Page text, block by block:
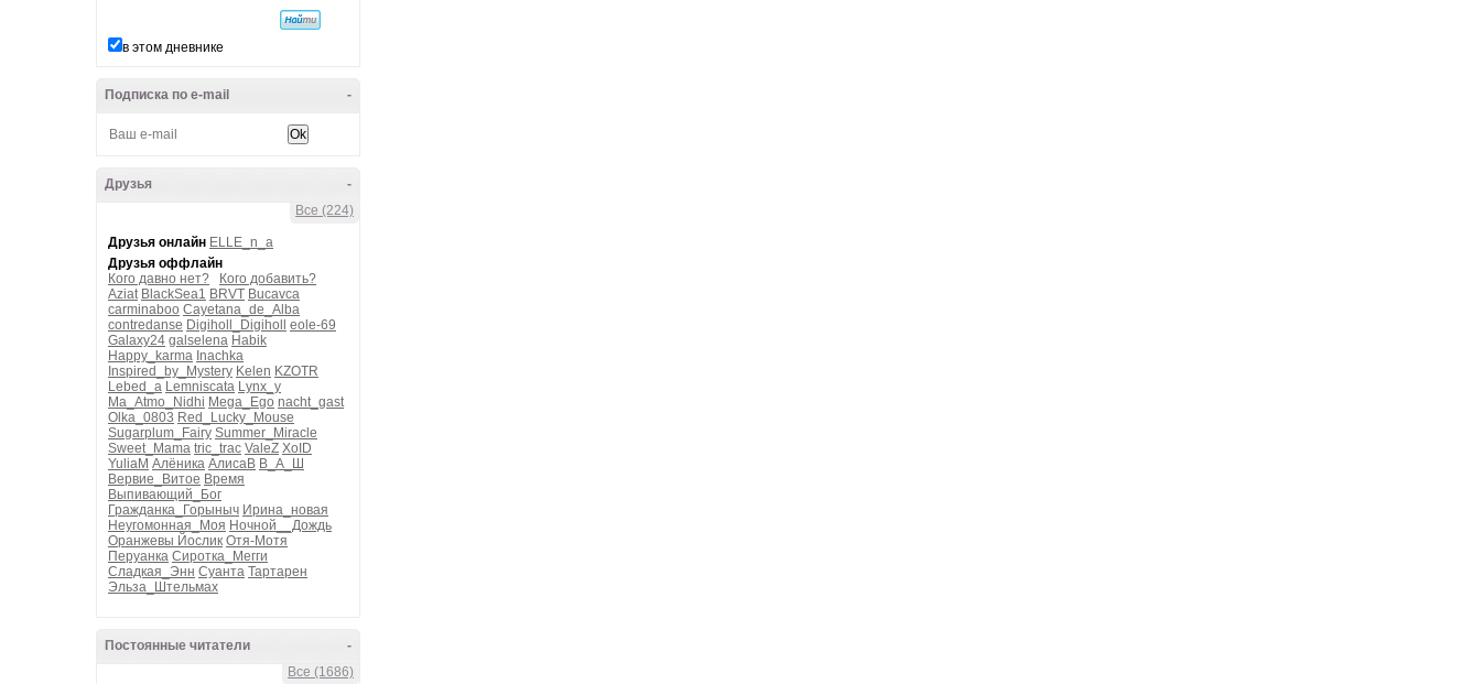
в этом дневнике
-
Подписка по e-mail
-
Друзья
Все (224)
Друзья онлайн ELLE_n_a
Друзья оффлайн
Кого давно нет?
Кого добавить?
Aziat BlackSea1 BRVT Bucavca
carminaboo Cayetana_de_Alba
contredanse Digiholl_Digiholl
eole-69
Galaxy24 galselena Habik
Happy_karma Inachka
Inspired_by_Mystery Kelen KZOTR
Lebed_a Lemniscata Lynx_y
Ma_Atmo_Nidhi Mega_Ego nacht_gast
Olka_0803 Red_Lucky_Mouse
Sugarplum_Fairy Summer_Miracle
Sweet_Mama tric_trac ValeZ XoID
YuliaM Алёника АлисаВ В_А_Ш
Вервие_Витое Время
Выпивающий_Бог
Гражданка_Горыныч Ирина_новая
Неугомонная_Моя Ночной__Дождь
Оранжевы Йослик Отя-Мотя
Перуанка Сиротка_Мегги
Сладкая_Энн Суанта Тартарен
Эльза_Штельмах
-
Постоянные читатели
Все (1686)